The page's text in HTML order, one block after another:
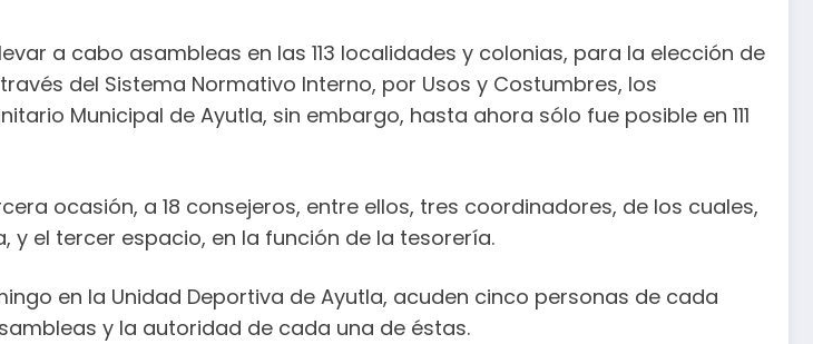
a cabo asambleas en las 113 localidades y colonias, para la elección de
del Sistema Normativo Interno, por Usos y Costumbres, los
Municipal de Ayutla, sin embargo, hasta ahora sólo fue posible en 111
ocasión, a 18 consejeros, entre ellos, tres coordinadores, de los cuales,
y el tercer espacio, en la función de la tesorería.
en la Unidad Deportiva de Ayutla, acuden cinco personas de cada
y la autoridad de cada una de éstas.